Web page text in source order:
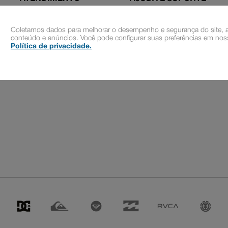
Coletamos dados para melhorar o desempenho e segurança do site,
conteúdo e anúncios. Você pode configurar suas preferências em
Política de privacidade.
SAC@DCSHOES.COM.BR
FALE CONOSCO
STATUS DO PEDIDO